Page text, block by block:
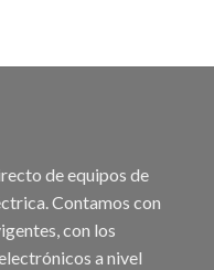
de equipos de
Contamos con
con los
a nivel